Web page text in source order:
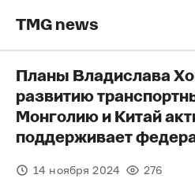
TMG news
Планы Владислава
развитию
Монголию и Китай
поддерживает
14 ноября 2024 276